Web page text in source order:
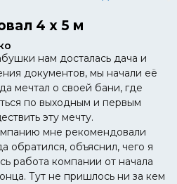
4 х 5 м
нам досталась дача и
документов, мы начали её
мечтал о своей бани, где
по выходным и первым
эту мечту.
мне рекомендовали
обратился, объяснил, чего я
работа компании от начала
Тут не пришлось ни за кем